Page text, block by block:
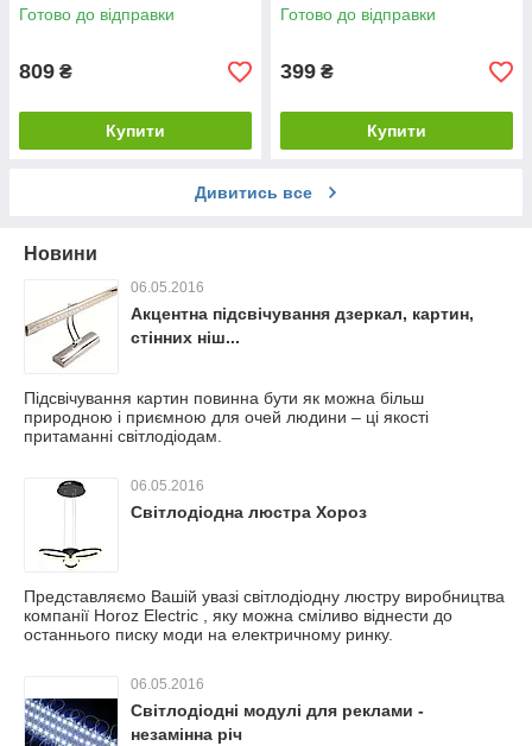
Готово до відправки
809 ₴
Купити
Готово до відправки
399 ₴
Купити
Дивитись все
Новини
06.05.2016
Акцентна підсвічування дзеркал, картин,
стінних ніш...
Підсвічування картин повинна бути як можна більш
природною і приємною для очей людини – ці якості
притаманні світлодіодам.
06.05.2016
Світлодіодна люстра Хороз
Представляємо Вашій увазі світлодіодну люстру виробництва
компанії Horoz Electric , яку можна сміливо віднести до
останнього писку моди на електричному ринку.
06.05.2016
Світлодіодні модулі для реклами -
незамінна річ